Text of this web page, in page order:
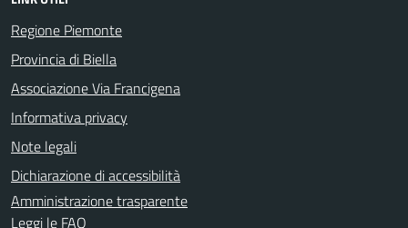
Regione Piemonte
Provincia di Biella
Associazione Via Francigena
Informativa privacy
Note legali
Dichiarazione di accessibilità
Amministrazione trasparente
Leggi le FAQ